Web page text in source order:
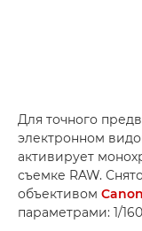
Для точного
электронном
активирует
съемке RAW.
объективом
параметрами: 1/